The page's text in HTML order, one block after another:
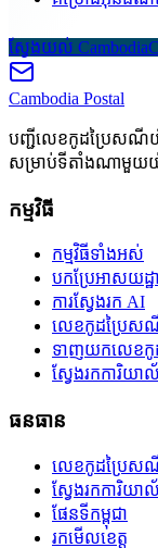
ស្វែងយល់
Cambodia Postal
បញ្ជីលេខកូដប្រៃសណីយ៍
សម្រាប់ទីតាំងណាមួយ
កម្មវិធី
កម្មវិធីទាំងអស់
បកប្រែអាសយដ្ឋ
ការស្វែងរក AI
លេខកូដប្រៃសណី
ទាញយកលេខកូ
ស្វែងរកការិ
ធនធាន
លេខកូដប្រៃ
ស្វែងរកការិ
ផែនទីកម្ពុជា
រកមើលខេត្ត